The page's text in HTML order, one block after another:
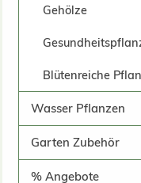
Gehölze
Blütenreiche
Wasser Pflanzen
Garten Zubehör
% Angebote